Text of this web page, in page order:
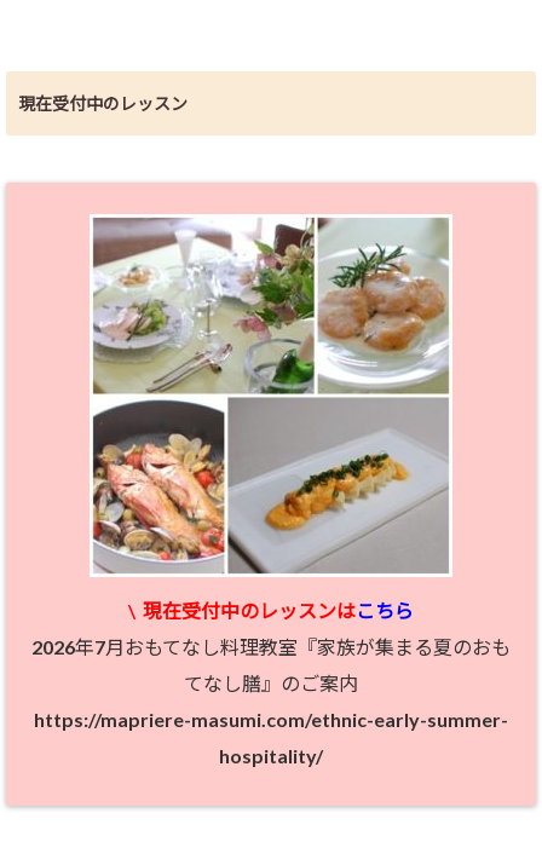
現在受付中のレッスン
\ 現在受付中のレッスンはこちら
2026年7月おもてなし料理教室『家族が集まる夏のおも
てなし膳』のご案内
https://mapriere-masumi.com/ethnic-early-summer-
hospitality/